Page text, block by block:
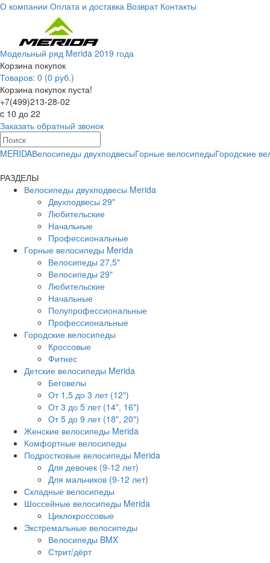
О компании Оплата и доставка Возврат Контакты
Модельный ряд Merida 2019 года
Корзина покупок
Товаров: 0 (0 руб.)
Корзина покупок пуста!
+7(499)213-28-02
c 10 до 22
Заказать обратный звонок
MERIDAВелосипеды двухподвесыГорные велосипедыГородские
РАЗДЕЛЫ
Велосипеды двухподвесы Merida
Двухподвесы 29"
Любительские
Начальные
Профессиональные
Горные велосипеды Merida
Велосипеды 27,5"
Велосипеды 29"
Любительские
Начальные
Полупрофессиональные
Профессиональные
Городские велосипеды
Кроссовые
Фитнес
Детские велосипеды Merida
Беговелы
От 1,5 до 3 лет (12")
От 3 до 5 лет (14", 16")
От 5 до 9 лет (18", 20")
Женские велосипеды Merida
Комфортные велосипеды
Подростковые велосипеды Merida
Для девочек (9-12 лет)
Для мальчиков (9-12 лет)
Складные велосипеды
Шоссейные велосипеды Merida
Циклокроссовые
Экстремальные велосипеды
Велосипеды BMX
Стрит/дёрт